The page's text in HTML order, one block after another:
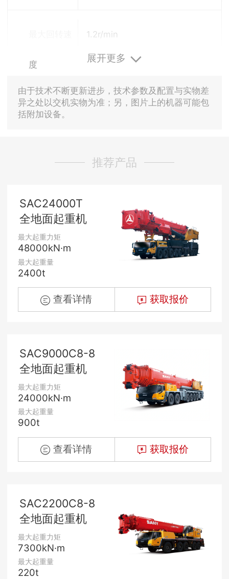
度
1.2r/min
展开更多
由于技术不断更新进步，技术参数及配置与实物差
异之处以交机实物为准；另，图片上的机器可能包
括附加设备。
推荐产品
SAC24000T
全地面起重机
最大起重力矩
48000kN·m
最大起重量
2400t
查看详情 获取报价
SAC9000C8-8
全地面起重机
最大起重力矩
24000kN·m
最大起重量
900t
查看详情 获取报价
SAC2200C8-8
全地面起重机
最大起重力矩
7300kN·m
最大起重量
220t